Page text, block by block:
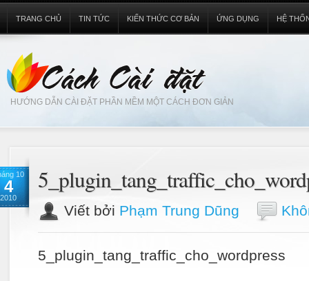
HƯỚNG DẪN CÀI ĐẶT PHẦN MỀM MỘT CÁCH ĐƠN GIẢN
TRANG CHỦ TIN TỨC KIẾN THỨC CƠ BẢN ỨNG DỤNG HỆ
10
4
2010
Viết bởi Phạm Trung Dũng
5_plugin_tang_traffic_cho_wordpress